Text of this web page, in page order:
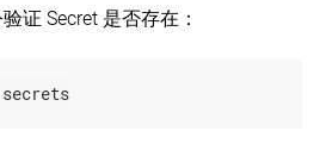
证 Secret 是否存在：